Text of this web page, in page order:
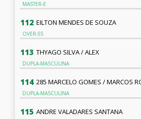
MASTER-E
112 EILTON MENDES DE SOUZA
OVER-55
113 THYAGO SILVA / ALEX
DUPLA-MASCULINA
114
DUPLA-MASCULINA
115 ANDRE VALADARES SANTANA